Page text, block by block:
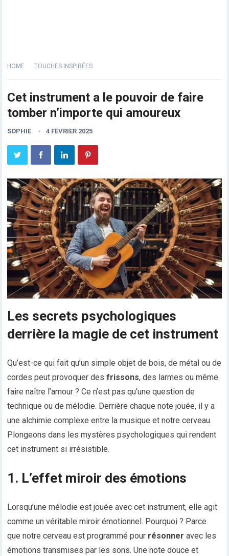
HOME TOUCHES INSPIRÉES
Cet instrument a le pouvoir de faire
tomber n’importe qui amoureux
SOPHIE 4 FÉVRIER 2025
Les secrets psychologiques
derrière la magie de cet instrument
Qu’est-ce qui fait qu’un simple objet de bois, de métal ou de
cordes peut provoquer desfrissons, des larmes ou même
faire naître l’amour ? Ce n’est pas qu’une question de
technique ou de mélodie. Derrière chaque note jouée, il y a
une alchimie complexe entre la musique et notre cerveau.
Plongeons dans les mystères psychologiques qui rendent
cet instrument si irrésistible.
1. L’effet miroir des émotions
Lorsqu’une mélodie est jouée avec cet instrument, elle agit
comme un véritable miroir émotionnel. Pourquoi ? Parce
que notre cerveau est programmé pour résonner avec les
émotions transmises par les sons. Une note douce et